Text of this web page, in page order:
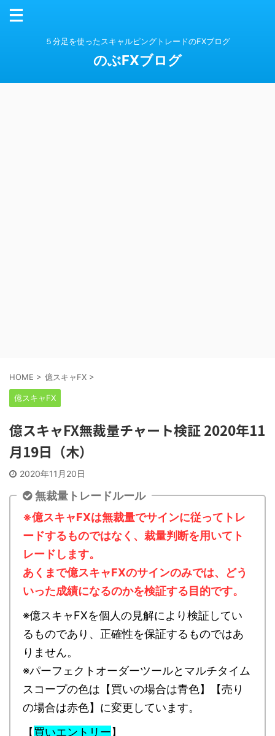
５分足を使ったスキャルピングトレードのFXブログ
のぶFXブログ
HOME > 億スキャFX >
億スキャFX
億スキャFX無裁量チャート検証 2020年11
月19日（木）
2020年11月20日
無裁量トレードルール
※億スキャFXは無裁量でサインに従ってトレ
ードするものではなく、裁量判断を用いてト
レードします。
あくまで億スキャFXのサインのみでは、どう
いった成績になるのかを検証する目的です。
※億スキャFXを個人の見解により検証してい
るものであり、正確性を保証するものではあ
りません。
※パーフェクトオーダーツールとマルチタイム
スコープの色は【買いの場合は青色】【売り
の場合は赤色】に変更しています。
【買いエントリー】